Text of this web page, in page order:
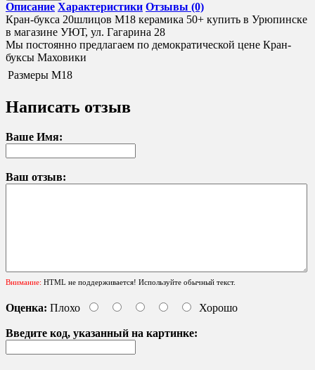
Описание Характеристики Отзывы (0)
Кран-букса 20шлицов М18 керамика 50+ купить в Урюпинске
в магазине УЮТ, ул. Гагарина 28
Мы постоянно предлагаем по демократической цене Кран-
буксы Маховики
Размеры М18
Написать отзыв
Ваше Имя:
Ваш отзыв:
Внимание: HTML не поддерживается! Используйте обычный текст.
Оценка: Плохо Хорошо
Введите код, указанный на картинке: